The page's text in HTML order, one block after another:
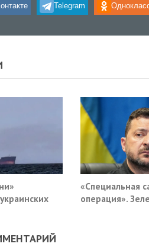
Telegram
«Специальная
операция».